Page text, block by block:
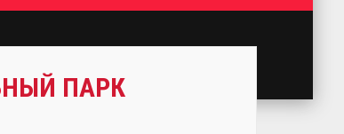
ПАРК